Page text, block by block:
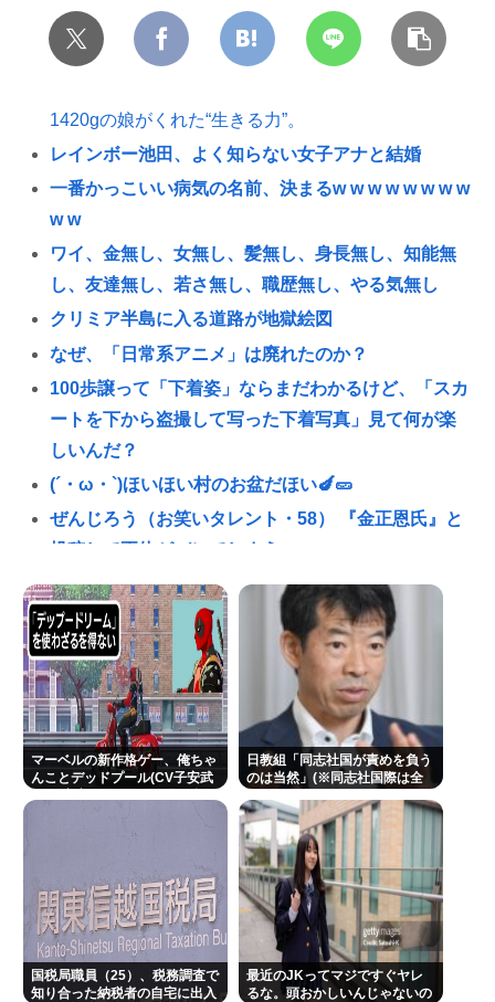
1420gの娘がくれた“生きる力”。
レインボー池田、よく知らない女子アナと結婚
一番かっこいい病気の名前、決まるw w w w w w w w
w w
ワイ、金無し、女無し、髪無し、身長無し、知能無
し、友達無し、若さ無し、職歴無し、やる気無し
クリミア半島に入る道路が地獄絵図
なぜ、「日常系アニメ」は廃れたのか？
100歩譲って「下着姿」ならまだわかるけど、「スカ
ートを下から盗撮して写った下着写真」見て何が楽
しいんだ？
(´・ω・`)ほいほい村のお盆だほい🍆🥒
ぜんじろう（お笑いタレント・58） 『金正恩氏』と
投稿して正体がバレてしまう
【奈良市議】へずまりゅう市議、被災地支援中に発
熱…「緊急で病院に向かい点滴を打ったら楽に」 回
復を報告
【九州名物】鶏刺し食べた医師、全身麻痺へ…「死
んだほうが良い」
へずまりゅう、被災地で発熱。現地の医療リソース
消耗させるとか予想以上に迷惑だったな
ヒコロヒー コンビニで割引おにぎりは〝絶対買わな
この映画は観なくていいって作品教えて
近場で「天の川」見れる場所教えて🥺
NHK受信料パトカー・消防車から徴収問題、猛反発
を受け「検討を進めていく」と会長
マーベルの新作格ゲー、俺ちゃ
んことデッドプール(CV子安武
日教組「同志社国が責めを負う
のは当然」(※同志社国際は全
自画自賛も
国税局職員（25）、税務調査で
知り合った納税者の自宅に出入
最近のJKってマジですぐヤレ
るな。頭おかしいんじゃないの